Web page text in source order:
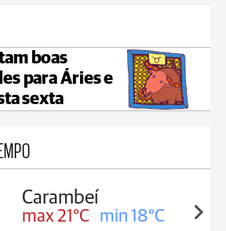
boas
para Áries e
sexta
Jaguariaíva
max 22°C min 19°C